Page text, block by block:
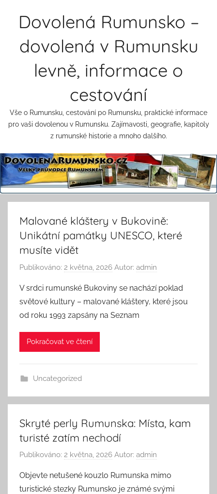
Dovolená Rumunsko –
dovolená v Rumunsku
levně, informace o
cestování
Vše o Rumunsku, cestování po Rumunsku, praktické informace
pro vaši dovolenou v Rumunsku. Zajímavosti, geografie, kapitoly
z rumunské historie a mnoho dalšího.
Malované kláštery v Bukovině:
Unikátní památky UNESCO, které
musíte vidět
Publikováno: 2 května, 2026 Autor: admin
V srdci rumunské Bukoviny se nachází poklad
světové kultury – malované kláštery, které jsou
od roku 1993 zapsány na Seznam
Pokračovat ve čtení
Uncategorized
Skryté perly Rumunska: Místa, kam
turisté zatím nechodí
Publikováno: 2 května, 2026 Autor: admin
Objevte netušené kouzlo Rumunska mimo
turistické stezky Rumunsko je známé svými